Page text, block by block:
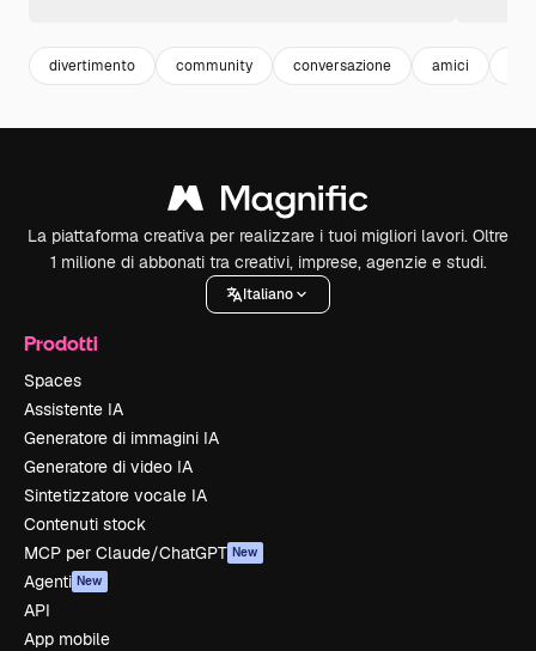
divertimento community conversazione amici
La piattaforma creativa per realizzare i tuoi migliori lavori. Oltre
1 milione di abbonati tra creativi, imprese, agenzie e studi.
Italiano
Prodotti
Spaces
Assistente IA
Generatore di immagini IA
Generatore di video IA
Sintetizzatore vocale IA
Contenuti stock
MCP per Claude/ChatGPT New
Agenti New
API
App mobile